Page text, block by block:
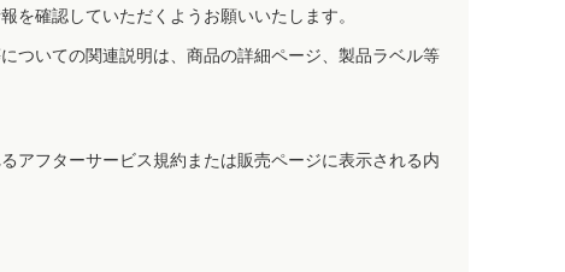
を確認していただくようお願いいたします。
ついての関連説明は、商品の詳細ページ、製品ラベル等
アフターサービス規約または販売ページに表示される内